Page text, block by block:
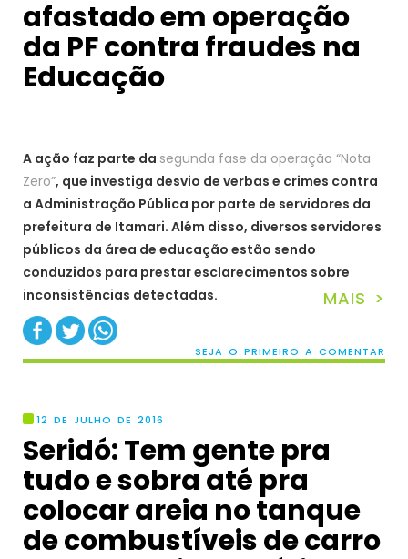
afastado em operação
da PF contra fraudes na
Educação
A ação faz parte da segunda fase da operação “Nota
Zero”, que investiga desvio de verbas e crimes contra
a Administração Pública por parte de servidores da
prefeitura de Itamari. Além disso, diversos servidores
públicos da área de educação estão sendo
conduzidos para prestar esclarecimentos sobre
inconsistências detectadas.
MAIS >
SEJA O PRIMEIRO A COMENTAR
12 DE JULHO DE 2016
Seridó: Tem gente pra
tudo e sobra até pra
colocar areia no tanque
de combustíveis de carro